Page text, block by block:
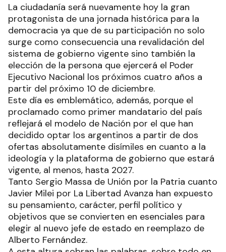
La ciudadanía será nuevamente hoy la gran
protagonista de una jornada histórica para la
democracia ya que de su participación no solo
surge como consecuencia una revalidación del
sistema de gobierno vigente sino también la
elección de la persona que ejercerá el Poder
Ejecutivo Nacional los próximos cuatro años a
partir del próximo 10 de diciembre.
Este día es emblemático, además, porque el
proclamado como primer mandatario del país
reflejará el modelo de Nación por el que han
decidido optar los argentinos a partir de dos
ofertas absolutamente disímiles en cuanto a la
ideología y la plataforma de gobierno que estará
vigente, al menos, hasta 2027.
Tanto Sergio Massa de Unión por la Patria cuanto
Javier Milei por La Libertad Avanza han expuesto
su pensamiento, carácter, perfil político y
objetivos que se convierten en esenciales para
elegir al nuevo jefe de estado en reemplazo de
Alberto Fernández.